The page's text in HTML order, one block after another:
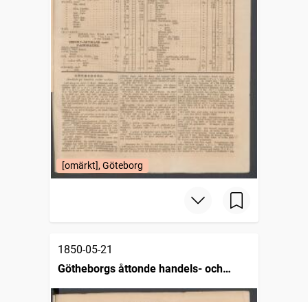
[omärkt], Göteborg
1850-05-21
Götheborgs åttonde handels- och
sjöfartstidning, dagligt annonsblad och